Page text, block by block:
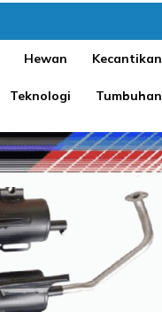
Hewan Kecantikan
Teknologi Tumbuhan